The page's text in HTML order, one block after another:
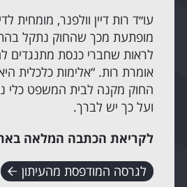
עו״ד רות דיין וולפנר, מומחית
מופתעת מכך שהחוק נתקל
לראות שחברי כנסת מתנגדים
אומרת רות. “אלימות כלכלית
החוק מקנה לבית המשפט כלי
ועל כך יש לברך.
לקריאת הכתבה המלאה
לגרסה המודפסת מהעיתון